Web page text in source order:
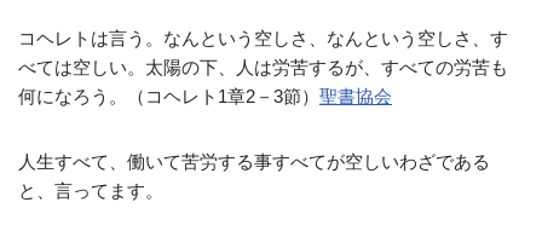
コヘレトは言う。なんという空しさ、なんという空しさ、す
べては空しい。太陽の下、人は労苦するが、すべての労苦も
何になろう。（コヘレト1章2－3節） 聖書協会
人生すべて、働いて苦労する事すべてが空しいわざである
と、言ってます。